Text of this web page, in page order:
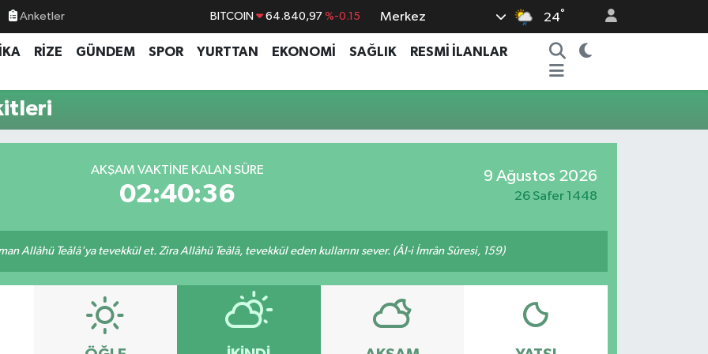
Anketler BITCOIN 64.840,97 %-0.15
DOLAR 47,7436 %0.18
GRAM ALTIN 6660.55 %0
Merkez 24°
RİZE GÜNDEM SPOR YURTTAN EKONOMİ SAĞLIK
RESMİ İLANLAR
AKŞAM VAKTINE KALAN SÜRE
02:40:36
9 Ağustos 2026
26 Safer 1448
Allâhü Teâlâ'ya tevekkül et. Zira Allâhü Teâlâ, tevekkül eden kullarını sever. (Âl-i İmrân Sûresi, 159)